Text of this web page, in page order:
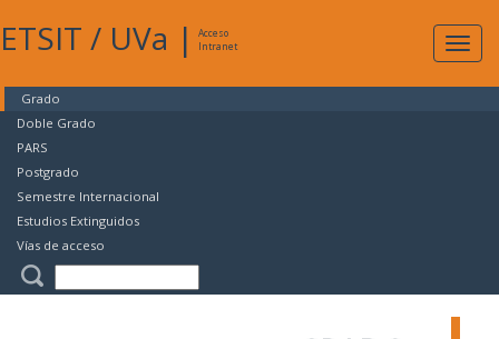
ETSIT / UVa |
Acceso
Intranet
Grado
Doble Grado
PARS
Postgrado
Semestre Internacional
Estudios Extinguidos
Vías de acceso